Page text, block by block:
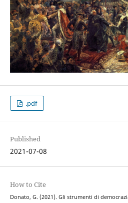
.pdf
Published
2021-07-08
How to Cite
Donato, G. (2021). Gli strumenti di